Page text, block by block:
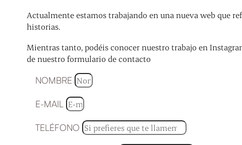
Actualmente estamos trabajando en una nueva web que
historias.
Mientras tanto, podéis conocer nuestro trabajo en
de nuestro formulario de contacto
NOMBRE
E-MAIL
TELÉFONO